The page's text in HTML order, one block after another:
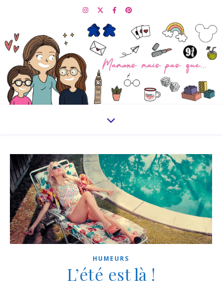
HUMEURS
L’été est là !